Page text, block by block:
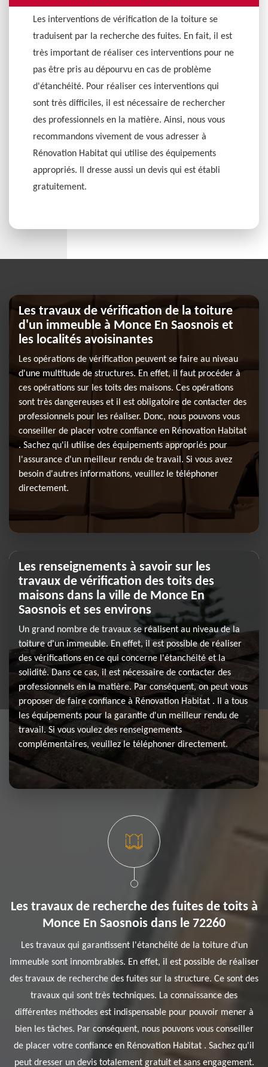
Les interventions de vérification de la toiture se
traduisent par la recherche des fuites. En fait, il est
très important de réaliser ces interventions pour ne
pas être pris au dépourvu en cas de problème
d'étanchéité. Pour réaliser ces interventions qui
sont très difficiles, il est nécessaire de rechercher
des professionnels en la matière. Ainsi, nous vous
recommandons vivement de vous adresser à
Rénovation Habitat qui utilise des équipements
appropriés. Il dresse aussi un devis qui est établi
gratuitement.
Les travaux de vérification de la toiture
d'un immeuble à Monce En Saosnois et
les localités avoisinantes
Les opérations de vérification peuvent se faire au niveau
d'une multitude de structures. En effet, il faut procéder à
ces opérations sur les toits des maisons. Ces opérations
sont très dangereuses et il est obligatoire de contacter des
professionnels pour les réaliser. Donc, nous pouvons vous
conseiller de placer votre confiance en Rénovation Habitat
. Sachez qu'il utilise des équipements appropriés pour
l'assurance d'un meilleur rendu de travail. Si vous avez
besoin d'autres informations, veuillez le téléphoner
directement.
Les renseignements à savoir sur les
travaux de vérification des toits des
maisons dans la ville de Monce En
Saosnois et ses environs
Un grand nombre de travaux se réalisent au niveau de la
toiture d'un immeuble. En effet, il est possible de réaliser
des vérifications en ce qui concerne l'étanchéité et la
solidité. Dans ce cas, il est nécessaire de contacter des
professionnels en la matière. Par conséquent, on peut vous
proposer de faire confiance à Rénovation Habitat . Il a tous
les équipements pour la garantie d'un meilleur rendu de
travail. Si vous voulez des renseignements
complémentaires, veuillez le téléphoner directement.
Les travaux de recherche des fuites de toits à
Monce En Saosnois dans le 72260
Les travaux qui garantissent l'étanchéité de la toiture d'un
immeuble sont innombrables. En effet, il est possible de réaliser
des travaux de recherche des fuites sur la structure. Ce sont des
travaux qui sont très techniques. La connaissance des
différentes méthodes est indispensable pour pouvoir mener à
bien les tâches. Par conséquent, nous pouvons vous conseiller
de placer votre confiance en Rénovation Habitat . Sachez qu'il
peut dresser un devis totalement gratuit et sans engagement.